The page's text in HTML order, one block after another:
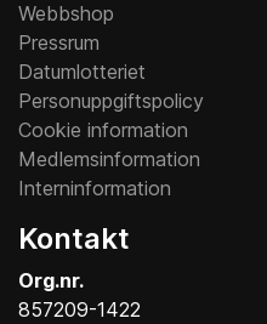
Webbshop
Pressrum
Datumlotteriet
Personuppgiftspolicy
Cookie information
Medlemsinformation
Interninformation
Kontakt
Org.nr.
857209-1422